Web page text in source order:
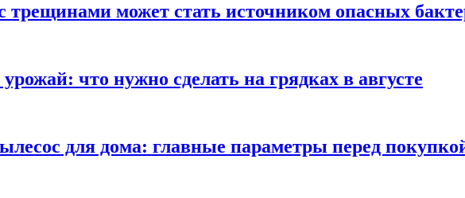
трещинами может стать источником опасных
что нужно сделать на грядках в августе
для дома: главные параметры перед